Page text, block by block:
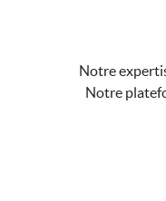
Notre
Notre